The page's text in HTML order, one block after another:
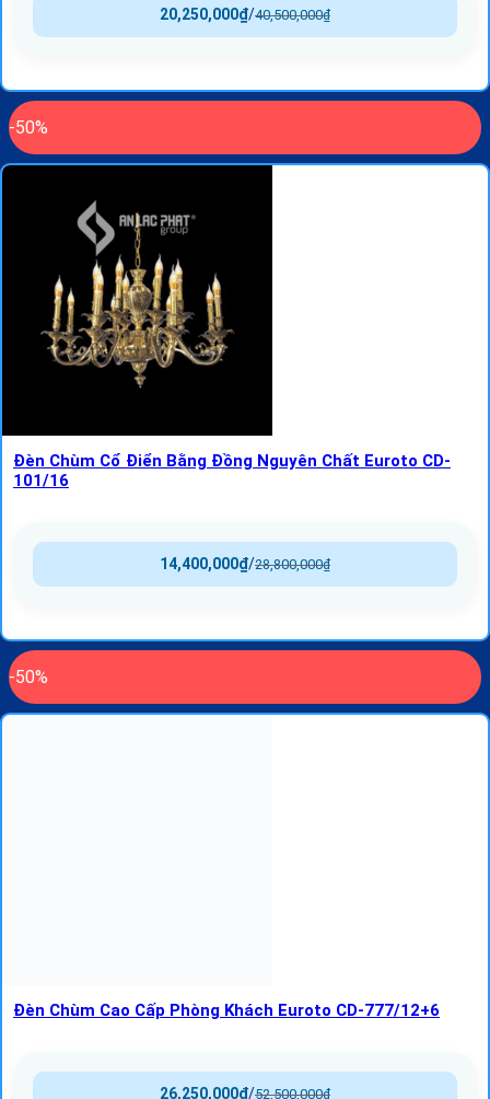
40,500,000₫
/
20,250,000₫
-50%
Đèn Chùm Cổ Điển Bằng Đồng Nguyên Chất Euroto CD-
101/16
28,800,000₫
/
14,400,000₫
-50%
Đèn Chùm Cao Cấp Phòng Khách Euroto CD-777/12+6
52,500,000₫
/
26,250,000₫